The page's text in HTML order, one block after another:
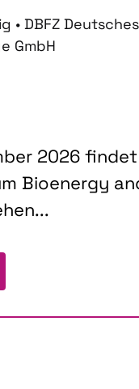
• DBFZ
GmbH
2026
Bioenergy
Doctoral Colloquium